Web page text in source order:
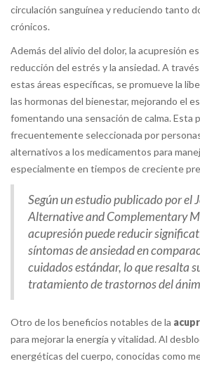
circulación sanguínea y reduciendo tanto
crónicos.
Además del alivio del dolor, la acupresión
reducción del estrés y la ansiedad. A
estas áreas específicas, se promueve la
las hormonas del bienestar, mejorando el
fomentando una sensación de calma. Esta
frecuentemente seleccionada por
alternativos a los medicamentos para
especialmente en tiempos de creciente
Según un estudio publicado por el
Alternative and Complementary
acupresión puede reducir
síntomas de ansiedad en
cuidados estándar, lo que resalta
tratamiento de trastornos del
Otro de los beneficios notables de la
para mejorar la energía y vitalidad. Al
energéticas del cuerpo, conocidas como